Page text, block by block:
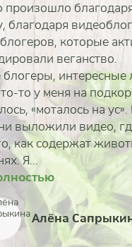
произошло
благодаря
которые
веганство.
интересные
то у меня на
«моталось на
выложили видео,
как содержат
Я...
Алёна
Читать полностью
Читать полностью
Читать полностью
Читать полностью
Читать полностью
Читать полностью
Читать полностью